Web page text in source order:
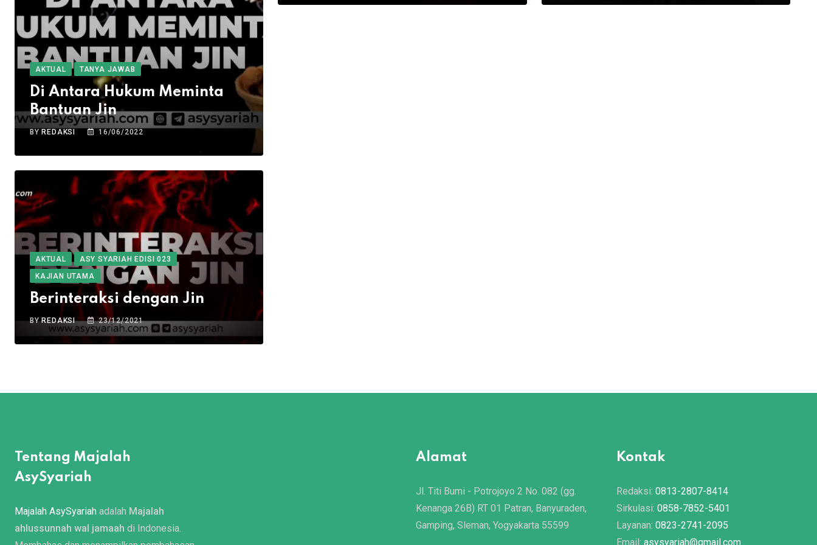
AKTUAL TANYA JAWAB
Di Antara Hukum Meminta
Bantuan Jin
BY REDAKSI 16/06/2022
AKTUAL
ASY SYARIAH EDISI 023
KAJIAN UTAMA
Berinteraksi dengan Jin
BYREDAKSI 23/12/2021
Tentang Majalah
AsySyariah
Majalah AsySyariah adalah Majalah
ahlussunnah wal jamaah di Indonesia.
Alamat
Jl. Titi Bumi - Potrojoyo 2 No. 082 (gg.
Kenanga 26B) RT 01 Patran, Banyuraden,
Gamping, Sleman, Yogyakarta 55599
Kontak
Redaksi: 0813-2807-8414
Sirkulasi: 0858-7852-5401
Layanan: 0823-2741-2095
Email: asysyariah@gmail.com